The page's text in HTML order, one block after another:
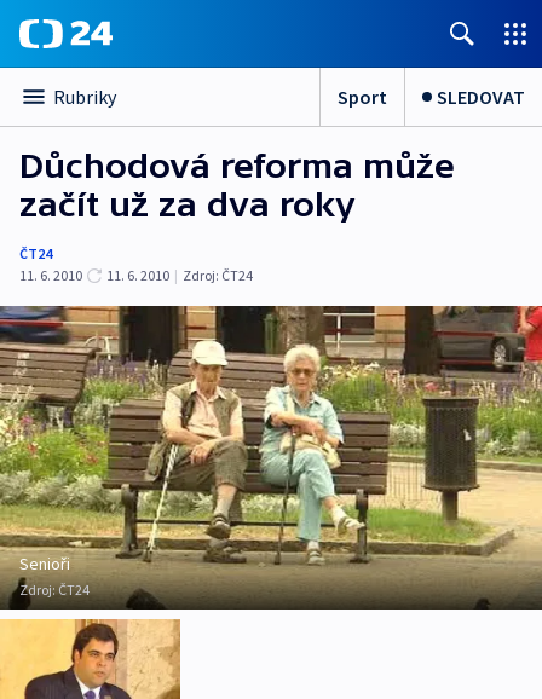
Rubriky Sport SLEDOVAT
Důchodová reforma může
začít už za dva roky
ČT24
11. 6. 2010
11. 6. 2010 | Zdroj: ČT24
Senioři
Zdroj:ČT24